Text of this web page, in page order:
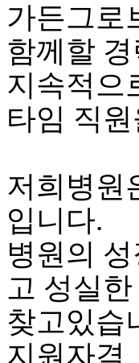
가든그로
함께할
지속적으
타임 직
저희병원
입니다.
병원의
고 성실
찾고있습
지원자격